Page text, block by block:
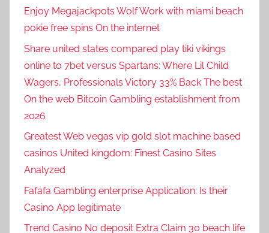
Enjoy Megajackpots Wolf Work with miami beach
pokie free spins On the internet
Share united states compared play tiki vikings
online to 7bet versus Spartans: Where Lil Child
Wagers, Professionals Victory 33% Back The best
On the web Bitcoin Gambling establishment from
2026
Greatest Web vegas vip gold slot machine based
casinos United kingdom: Finest Casino Sites
Analyzed
Fafafa Gambling enterprise Application: Is their
Casino App legitimate
Trend Casino No deposit Extra Claim 30 beach life